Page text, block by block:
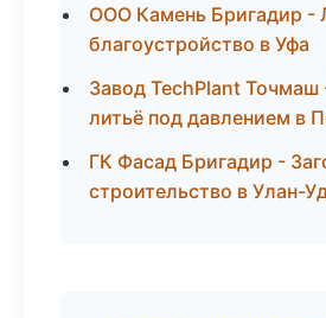
ООО Камень Бригадир -
благоустройство в Уфа
Завод TechPlant Точмаш
литьё под давлением в
ГК Фасад Бригадир -
строительство в Улан-